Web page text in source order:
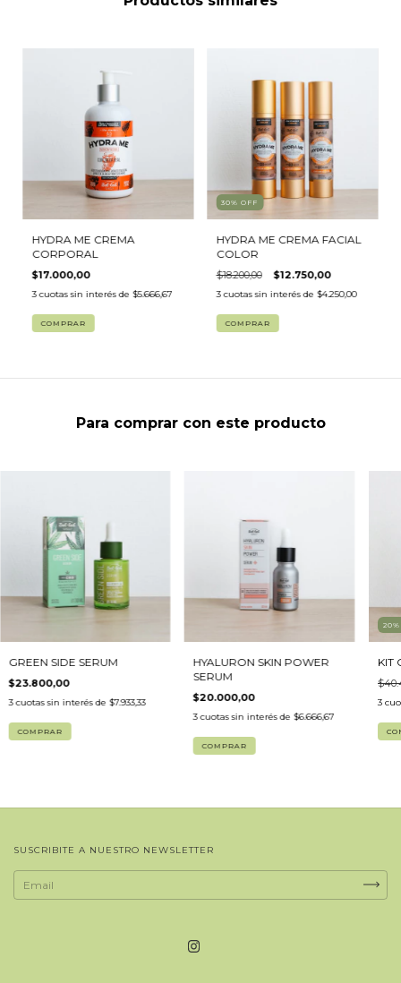
HYDRA ME CREMA
CORPORAL
$17.000,00
3 cuotas sin interés de $5.666,67
COMPRAR
30%OFF
HYDRA ME CREMA FACIAL
COLOR
$18.200,00 $12.750,00
3 cuotas sin interés de $4.250,00
COMPRAR
Para comprar con este producto
GREEN SIDE SERUM
$23.800,00
3 cuotas sin interés de $7.933,33
HYALURON SKIN POWER
SERUM
$20.000,00
3 cuotas sin interés de $6.666,67
20
KIT
3
SUSCRIBITE A NUESTRO NEWSLETTER